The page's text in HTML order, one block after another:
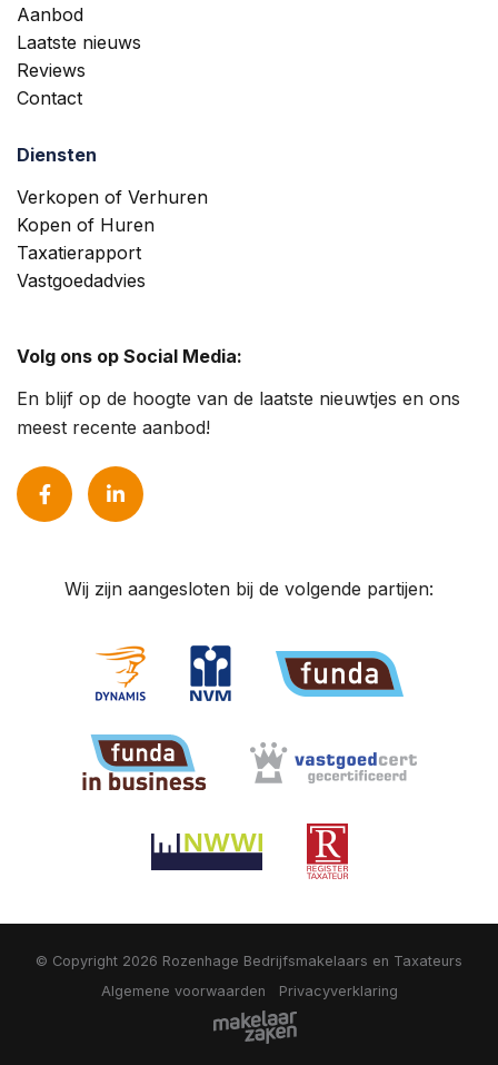
Aanbod
Laatste nieuws
Reviews
Contact
Diensten
Verkopen of Verhuren
Kopen of Huren
Taxatierapport
Vastgoedadvies
Volg ons op Social Media:
En blijf op de hoogte van de laatste nieuwtjes en ons
meest recente aanbod!
Wij zijn aangesloten bij de volgende partijen:
© Copyright 2026 Rozenhage Bedrijfsmakelaars en Taxateurs
Algemene voorwaarden
Privacyverklaring